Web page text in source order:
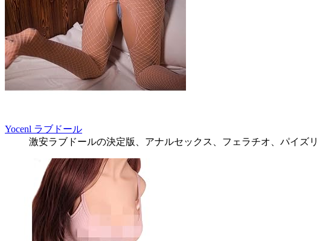
Yocenl ラブドール
激安ラブドールの決定版、アナルセックス、フェラチオ、パイズリ